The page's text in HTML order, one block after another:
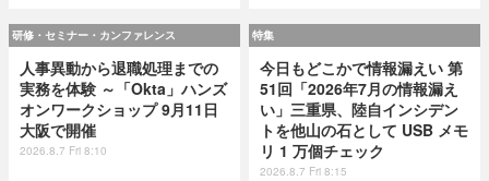
研修・セミナー・カンファレンス
人事異動から退職処理までの
実務を体験 ～「Okta」ハンズ
オンワークショップ 9月11日
大阪で開催
2026.8.7 Fri 8:10
特集
今日もどこかで情報漏えい 第
51回「2026年7月の情報漏え
い」三重県、陸自インシデン
トを他山の石として USB メモ
リ 1 万個チェック
2026.8.7 Fri 8:15